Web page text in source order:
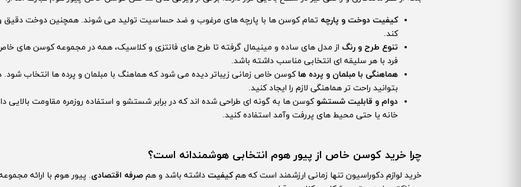
کیفیت دوخت و پارچه تمام کوسن ها با پارچه های مرغوب و ضد حساسیت تولید می شوند. همچنین دوخت دقیق
کند.
تنوع طرح و رنگ از مدل های ساده و مینیمال گرفته تا طرح های فانتزی و کلاسیک، همه در مجموعه کوسن های
فرد با هر سلیقه ای انتخابی مناسب داشته باشد.
هماهنگی با مبلمان و پرده ها کوسن خاص زمانی زیباتر دیده می شود که هماهنگ با مبلمان و پرده ها انتخاب شود.
بتوانید راحت تر هماهنگی لازم را ایجاد کنید.
دوام و قابلیت شستشو کوسن ها به گونه ای طراحی شده اند که در برابر شستشو و استفاده روزمره مقاومت بالایی
خانه یا حتی محیط های پررفت وآمد استفاده کنید.
چرا خرید کوسن خاص از پیور هوم انتخابی هوشمندانه است؟
خرید لوازم دکوراسیون تنها زمانی ارزشمند است که همکیفیت داشته باشد و هم صرفه اقتصادی. پیور هوم با ارائه